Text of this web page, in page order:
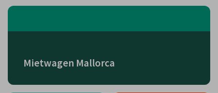
Mietwagen Mallorca